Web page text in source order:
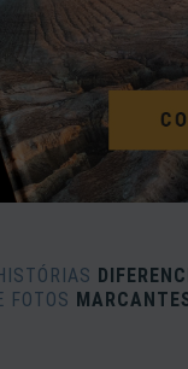
FOTOS